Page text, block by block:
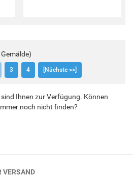
Gemälde)
3 4 [Nächste >>]
Ihnen zur Verfügung. Können
noch nicht finden?
VERSAND